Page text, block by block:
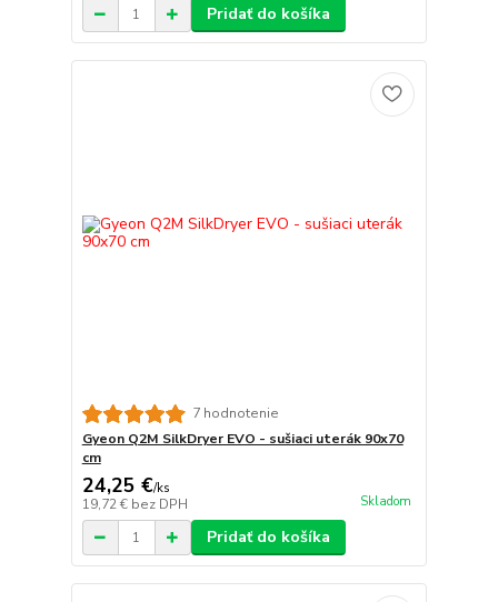
Pridať do košíka
7 hodnotenie
Gyeon Q2M SilkDryer EVO - sušiaci uterák 90x70
cm
24,25 €/ks
19,72 € bez DPH Skladom
Pridať do košíka